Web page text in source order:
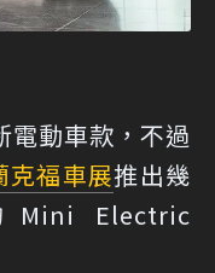
動車款，不過
克福車展推出幾
Electric